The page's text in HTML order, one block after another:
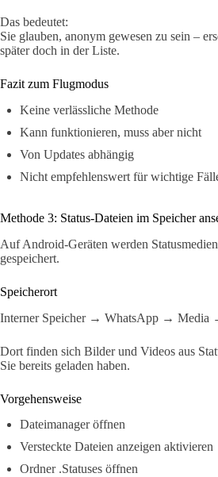
Das bedeutet:
Sie glauben, anonym gewesen zu sein –
später doch in der Liste.
Fazit zum Flugmodus
Keine verlässliche Methode
Kann funktionieren, muss aber nicht
Von Updates abhängig
Nicht empfehlenswert für wichtige
Methode 3: Status-Dateien im Speicher
Auf Android-Geräten werden
gespeichert.
Speicherort
Interner Speicher → WhatsApp → Media
Dort finden sich Bilder und Videos aus
Sie bereits geladen haben.
Vorgehensweise
Dateimanager öffnen
Versteckte Dateien anzeigen aktivieren
Ordner .Statuses öffnen